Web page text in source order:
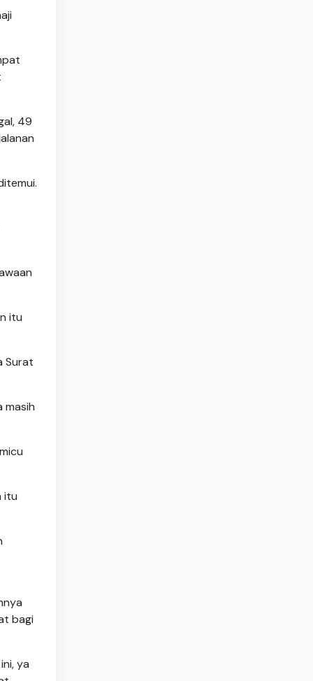
49
itu
Surat
masih
itu
bagi
ya